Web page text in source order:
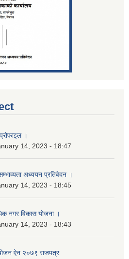
।
14, 2023 - 18:47
अध्ययन प्रतिवेदन ।
14, 2023 - 18:45
नगर विकास योजना ।
14, 2023 - 18:43
ऐन २०७९ राजपत्र